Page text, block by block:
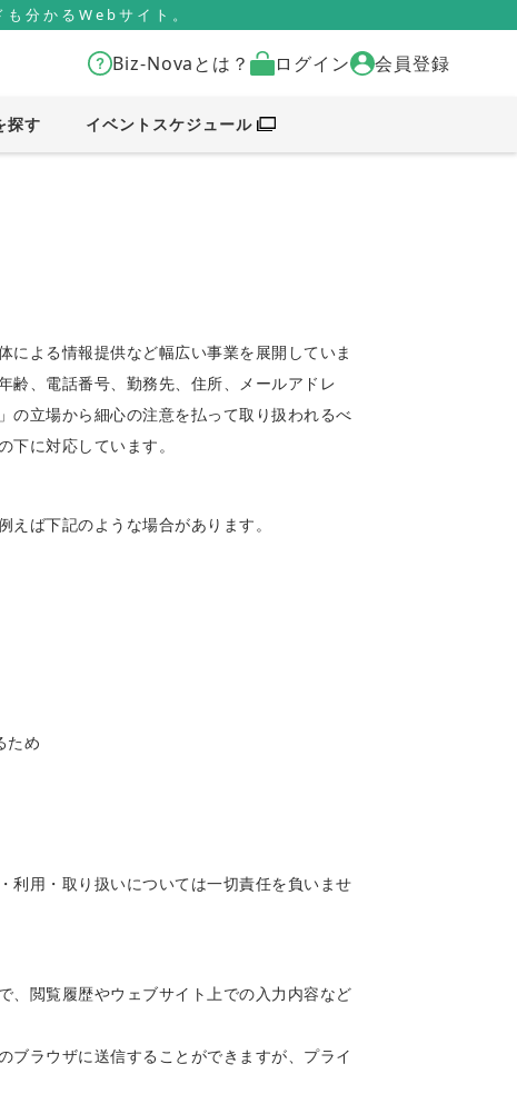
分かるWebサイト。
Biz-Novaとは？ ログイン 会員登録
探す イベントスケジュール
よる情報提供など幅広い事業を展開していま
齢、電話番号、勤務先、住所、メールアドレ
の立場から細心の注意を払って取り扱われるべ
に対応しています。
ば下記のような場合があります。
ため
利用・取り扱いについては一切責任を負いませ
、閲覧履歴やウェブサイト上での入力内容など
ラウザに送信することができますが、プライ